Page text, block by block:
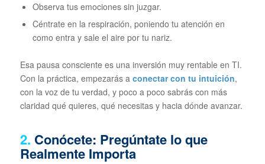
Observa tus emociones sin juzgar.
Céntrate en la respiración, poniendo tu atención en
como entra y sale el aire por tu nariz.
Esa pausa consciente es una inversión muy rentable en TI.
Con la práctica, empezarás a conectar con tu intuición,
con la voz de tu verdad, y poco a poco sabrás con más
claridad qué quieres, qué necesitas y hacia dónde avanzar.
2. Conócete: Pregúntate lo que
Realmente Importa